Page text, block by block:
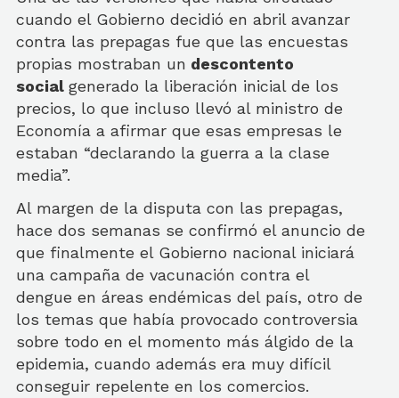
cuando el Gobierno decidió en abril avanzar
contra las prepagas fue que las encuestas
propias mostraban un descontento
social generado la liberación inicial de los
precios, lo que incluso llevó al ministro de
Economía a afirmar que esas empresas le
estaban “declarando la guerra a la clase
media”.
Al margen de la disputa con las prepagas,
hace dos semanas se confirmó el anuncio de
que finalmente el Gobierno nacional iniciará
una campaña de vacunación contra el
dengue en áreas endémicas del país, otro de
los temas que había provocado controversia
sobre todo en el momento más álgido de la
epidemia, cuando además era muy difícil
conseguir repelente en los comercios.